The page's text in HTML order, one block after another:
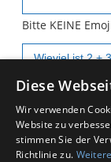
Bitte KEINE
Diese
Wir verwenden
Website zu
stimmen Sie der
Richtlinie zu.